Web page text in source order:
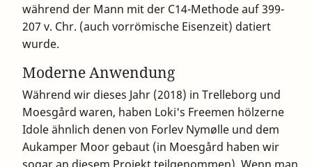
während der Mann mit der C14-Methode auf 399-
207 v. Chr. (auch vorrömische Eisenzeit) datiert
wurde.
Moderne Anwendung
Während wir dieses Jahr (2018) in Trelleborg und
Moesgård waren, haben Loki's Freemen hölzerne
Idole ähnlich denen von Forlev Nymølle und dem
Aukamper Moor gebaut (in Moesgård haben wir